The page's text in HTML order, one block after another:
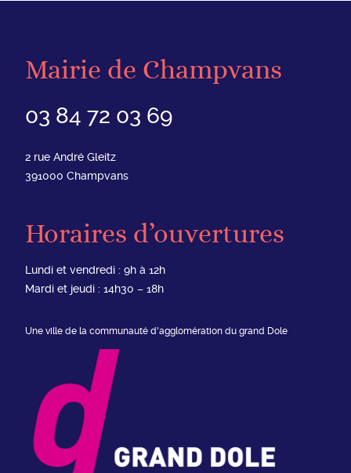
Mairie de Champvans
03 84 72 03 69
2 rue André Gleitz
391000 Champvans
Horaires d’ouvertures
Lundi et vendredi : 9h à 12h
Mardi et jeudi : 14h30 – 18h
Une ville de la communauté d'agglomération du grand Dole